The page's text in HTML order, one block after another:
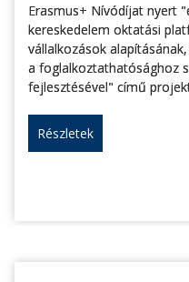
Erasmus+ Nívódíjat nyert
kereskedelem oktatási
vállalkozások
a foglalkoztathatósághoz
fejlesztésével" című
Részletek